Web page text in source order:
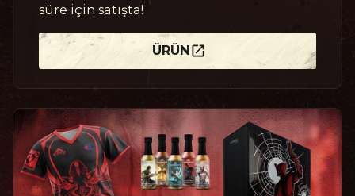
süre için satışta!
ÜRÜN